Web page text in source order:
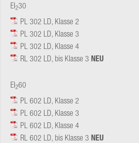
EI230
PL 302 LD, Klasse 2
PL 302 LD, Klasse 3
PL 302 LD, Klasse 4
RL 302 LD, bis Klasse 3 NEU
EI260
PL 602 LD, Klasse 2
PL 602 LD, Klasse 3
PL 602 LD, Klasse 4
RL 602 LD, bis Klasse 3 NEU